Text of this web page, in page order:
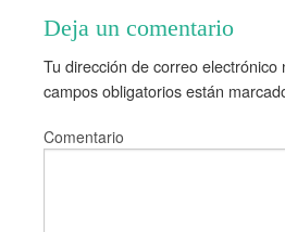
Deja un comentario
Tu dirección de correo electrónico
campos obligatorios están
Comentario